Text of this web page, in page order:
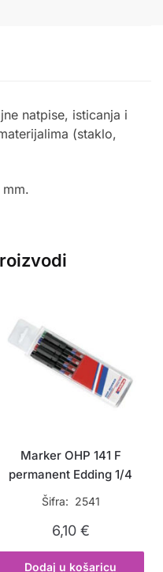
natpise, isticanja i
(staklo,
Marker OHP 141 F
permanent Edding 1/4
Šifra: 2541
6,10 €
Dodaj u košaricu